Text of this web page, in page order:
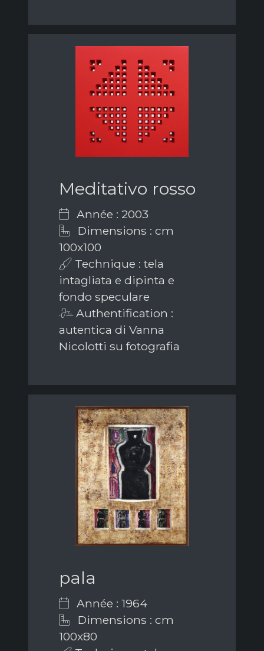
Meditativo rosso
Année : 2003
Dimensions : cm
100x100
Technique : tela
intagliata e dipinta e
fondo speculare
Authentification :
autentica di Vanna
Nicolotti su fotografia
pala
Année : 1964
Dimensions : cm
100x80